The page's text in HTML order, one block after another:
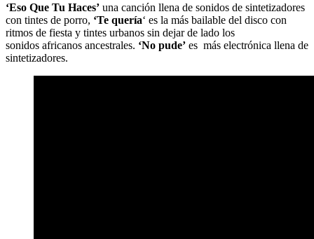
‘Eso Que Tu Haces’ una canción llena de sonidos de sintetizadores
con tintes de porro, ‘Te quería‘ es la más bailable del disco con
ritmos de fiesta y tintes urbanos sin dejar de lado los
sonidos africanos ancestrales. ‘No pude’ es más electrónica llena de
sintetizadores.